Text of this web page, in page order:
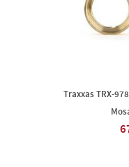
Traxxas TRX-